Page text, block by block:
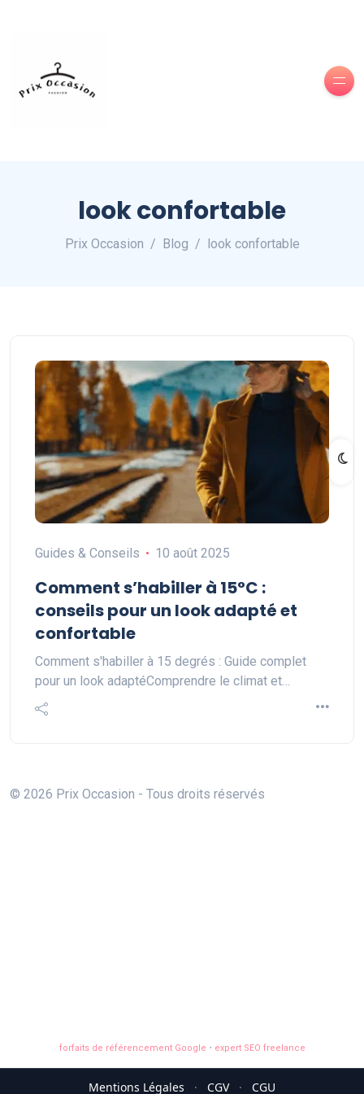
look confortable
Prix Occasion Blog look confortable
Guides & Conseils 10 août 2025
Comment s’habiller à 15°C :
conseils pour un look adapté et
confortable
Comment s'habiller à 15 degrés : Guide complet
pour un look adaptéComprendre le climat et…
© 2026 Prix Occasion - Tous droits réservés
forfaits de référencement Google • expert SEO freelance
Mentions Légales · CGV · CGU